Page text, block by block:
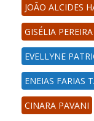
JOÃO ALCIDES
GISÉLIA
EVELLYNE
ENEIAS FARIAS
CINARA PAVANI